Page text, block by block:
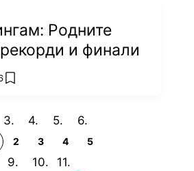
Родните
и финали
add favorites
2 3 4 5